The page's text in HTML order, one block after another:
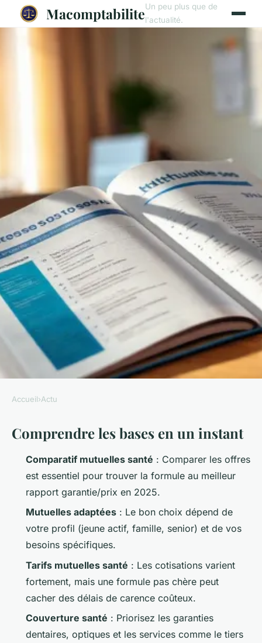
MacomptabiliteUn peu plus que de
l'actualité.
Top mutuelles santé à
considérer pour 2025
Gordon•28/05/2026 18:49•10 min de lecture
Accueil›Actu
Comprendre les bases en un instant
Comparatif mutuelles santé : Comparer les offres
est essentiel pour trouver la formule au meilleur
rapport garantie/prix en 2025.
Mutuelles adaptées : Le bon choix dépend de
votre profil (jeune actif, famille, senior) et de vos
besoins spécifiques.
Tarifs mutuelles santé : Les cotisations varient
fortement, mais une formule pas chère peut
cacher des délais de carence coûteux.
Couverture santé : Priorisez les garanties
dentaires, optiques et les services comme le tiers